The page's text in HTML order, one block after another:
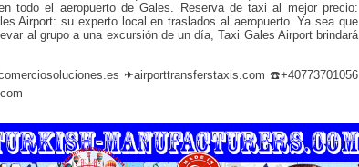
todo el aeropuerto de Gales. Reserva de taxi al mejor precio:
Airport: su experto local en traslados al aeropuerto. Ya sea que
al grupo a una excursión de un día, Taxi Gales Airport brindará
✈airporttransferstaxis.com ☎️+40773701056